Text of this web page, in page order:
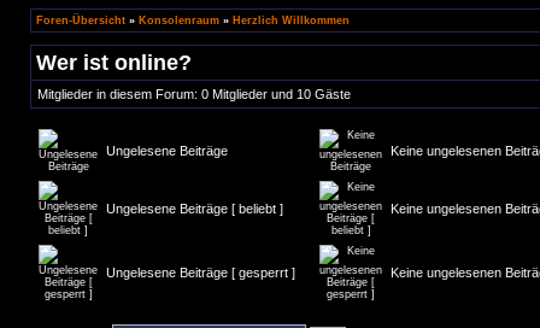
Foren-Übersicht » Konsolenraum » Herzlich Willkommen
Wer ist online?
Mitglieder in diesem Forum: 0 Mitglieder und 10 Gäste
Ungelesene Beiträge Keine ungelesenen
Ungelesene Beiträge [ beliebt ] Keine ungelesenen
Ungelesene Beiträge [ gesperrt ] Keine ungelesenen